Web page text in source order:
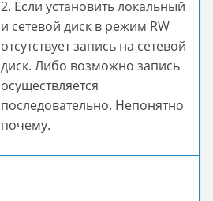
2. Если установить локальный
и сетевой диск в режим RW
отсутствует запись на сетевой
диск. Либо возможно запись
осуществляется
последовательно. Непонятно
почему.